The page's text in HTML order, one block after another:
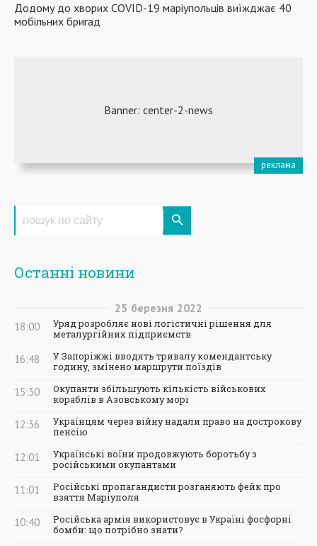
Додому до хворих COVID-19 маріупольців виїжджає 40
мобільних бригад
Останні новини
25 березня 2022
18:00
Уряд розробляє нові логістичні рішення для
металургійних підприємств
16:48
У Запоріжжі вводять тривалу комендантську
годину, змінено маршрути поїздів
15:30
Окупанти збільшують кількість військових
кораблів в Азовському морі
12:36
Українцям через війну надали право на дострокову
пенсію
12:01
Українські воїни продовжують боротьбу з
російськими окупантами
11:01
Російські пропагандисти розганяють фейк про
взяття Маріуполя
10:40
Російська армія використовує в Україні фосфорні
бомби: що потрібно знати?